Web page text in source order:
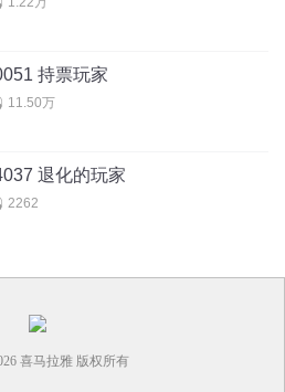
持票玩家
11.50万
退化的玩家
2262
喜马拉雅 版权所有